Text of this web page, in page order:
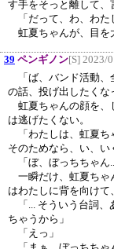
す手をそっと離して、
「だって、わ、わた
虹夏ちゃんが、目を
39 ペンギノン[S] 2023/
「ば、バンド活動、
の話、投げ出したくな
虹夏ちゃんの顔を、
は逃げたくない。
「わたしは、虹夏ち
そのためなら、い、い
「ぼ、ぼっちちゃん...
一瞬だけ、虹夏ちゃ
はわたしに背を向けて
「... そういう台詞、
ちゃうから」
「えっ」